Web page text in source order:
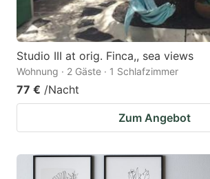
Studio III at orig. Finca,, sea views
Wohnung · 2 Gäste · 1 Schlafzimmer
77 € /Nacht
Zum Angebot